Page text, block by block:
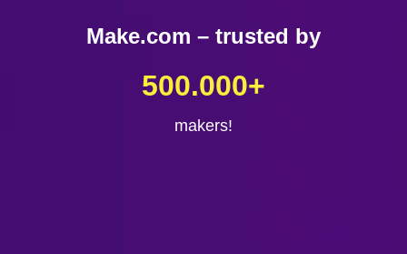
Make.com – trusted by
makers!
500.000+